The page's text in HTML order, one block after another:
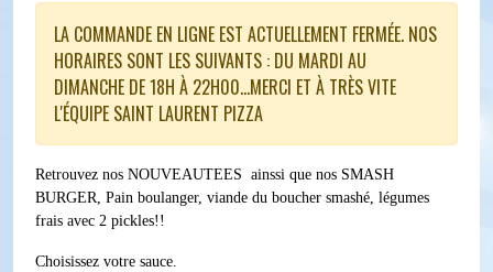
LA COMMANDE EN LIGNE EST ACTUELLEMENT FERMÉE. NOS
HORAIRES SONT LES SUIVANTS : DU MARDI AU
DIMANCHE DE 18H À 22H00...MERCI ET À TRÈS VITE
L'ÉQUIPE SAINT LAURENT PIZZA
Retrouvez nos NOUVEAUTEES ainssi que nos SMASH
BURGER, Pain boulanger, viande du boucher smashé, légumes
frais avec 2 pickles!!
Choisissez votre sauce.